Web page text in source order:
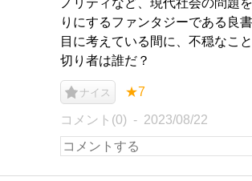
ノリティなど、現代社会の問題
りにするファンタジーである良
目に考えている間に、不穏なこ
切り者は誰だ？
ナイス ★7
コメント(0) 2023/08/22